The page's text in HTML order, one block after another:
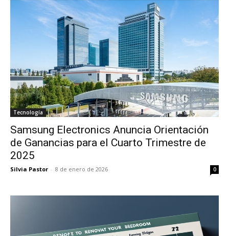
Tecnología
Samsung Electronics Anuncia Orientación
de Ganancias para el Cuarto Trimestre de
2025
Silvia Pastor - 8 de enero de 2026 0